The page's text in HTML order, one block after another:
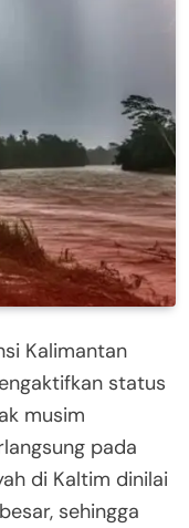
Kalimantan
status
musim
pada
di Kaltim dinilai
sehingga